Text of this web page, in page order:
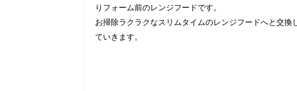
りフォーム前のレンジフードです。
お掃除ラクラクなスリムタイムのレンジフードへと交換
ていきます。